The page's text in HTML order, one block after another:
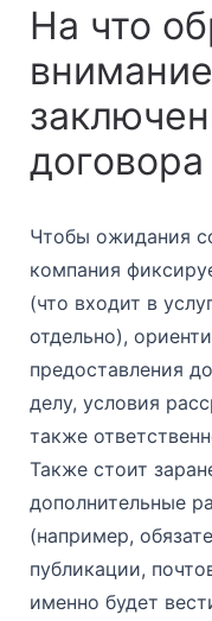
На что
договора
Чтобы ожидания
компания
(что входит в
отдельно),
предоставления
делу, условия
также
Также стоит
дополнительные
(например,
публикации,
именно будет